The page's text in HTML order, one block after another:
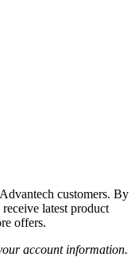
customers. By
latest product
offers.
account information.